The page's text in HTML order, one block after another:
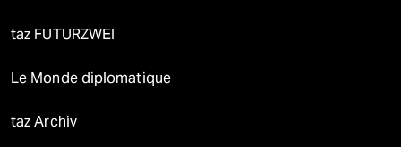
taz FUTURZWEI
Le Monde diplomatique
taz Archiv